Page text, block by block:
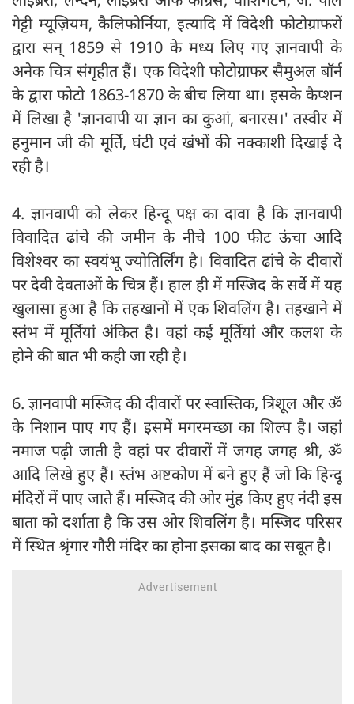
गेट्टी म्यूज़ियम, कैलिफोर्निया, इत्यादि में विदेशी फोटोग्राफरों
द्वारा सन् 1859 से 1910 के मध्य लिए गए ज्ञानवापी के
अनेक चित्र संगृहीत हैं। एक विदेशी फोटोग्राफर सैमुअल बॉर्न
के द्वारा फोटो 1863-1870 के बीच लिया था। इसके कैप्शन
में लिखा है 'ज्ञानवापी या ज्ञान का कुआं, बनारस।' तस्वीर में
हनुमान जी की मूर्ति, घंटी एवं खंभों की नक्काशी दिखाई दे
रही है।
4. ज्ञानवापी को लेकर हिन्दू पक्ष का दावा है कि ज्ञानवापी
विवादित ढांचे की जमीन के नीचे 100 फीट ऊंचा आदि
विशेश्वर का स्वयंभू ज्योतिर्लिंग है। विवादित ढांचे के दीवारों
पर देवी देवताओं के चित्र हैं। हाल ही में मस्जिद के सर्वे में यह
खुलासा हुआ है कि तहखानों में एक शिवलिंग है। तहखाने में
स्तंभ में मूर्तियां अंकित है। वहां कई मूर्तियां और कलश के
होने की बात भी कही जा रही है।
6. ज्ञानवापी मस्जिद की दीवारों पर स्वास्तिक, त्रिशूल और ॐ
के निशान पाए गए हैं। इसमें मगरमच्छा का शिल्प है। जहां
नमाज पढ़ी जाती है वहां पर दीवारों में जगह जगह श्री, ॐ
आदि लिखे हुए हैं। स्तंभ अष्टकोण में बने हुए हैं जो कि हिन्दू
मंदिरों में पाए जाते हैं। मस्जिद की ओर मुंह किए हुए नंदी इस
बाता को दर्शाता है कि उस ओर शिवलिंग है। मस्जिद परिसर
में स्थित श्रृंगार गौरी मंदिर का होना इसका बाद का सबूत है।